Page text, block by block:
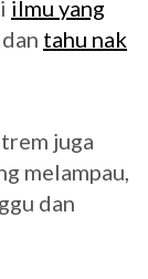
ilmu yang
dan tahu nak
juga
melampau,
dan